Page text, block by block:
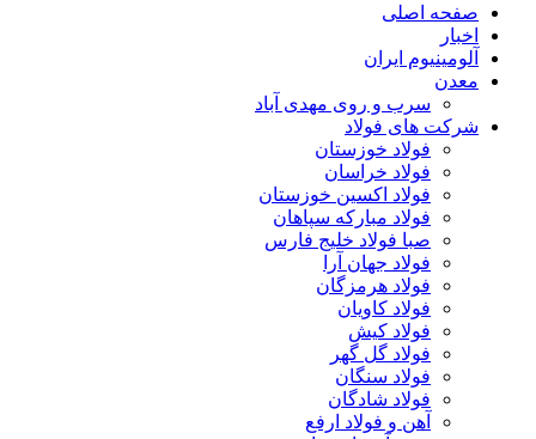
صفحه اصلی
اخبار
آلومینیوم ایران
معدن
سرب و روی مهدی آباد
شرکت های فولاد
فولاد خوزستان
فولاد خراسان
فولاد اکسین خوزستان
فولاد مبارکه سپاهان
صبا فولاد خلیج فارس
فولاد جهان آرا
فولاد هرمزگان
فولاد کاویان
فولاد کیش
فولاد گل گهر
فولاد سنگان
فولاد شادگان
آهن و فولاد ارفع